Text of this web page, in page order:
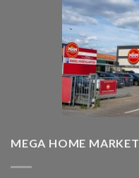
MEGA HOME MARKET